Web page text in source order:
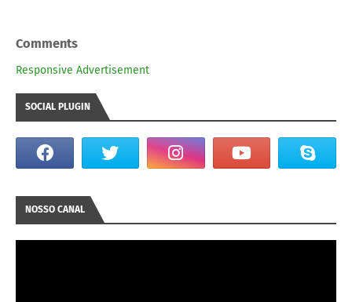
Comments
Responsive Advertisement
SOCIAL PLUGIN
NOSSO CANAL